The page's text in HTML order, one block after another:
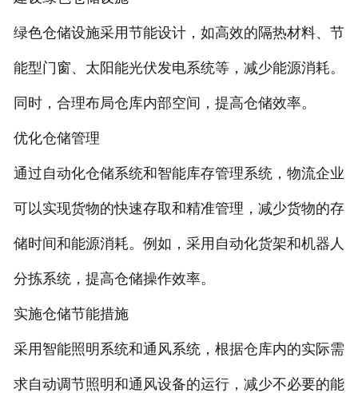
绿色仓储设施采用节能设计，如高效的隔热材料、节
能型门窗、太阳能光伏发电系统等，减少能源消耗。
同时，合理布局仓库内部空间，提高仓储效率。
优化仓储管理
通过自动化仓储系统和智能库存管理系统，物流企业
可以实现货物的快速存取和精准管理，减少货物的存
储时间和能源消耗。例如，采用自动化货架和机器人
分拣系统，提高仓储操作效率。
实施仓储节能措施
采用智能照明系统和通风系统，根据仓库内的实际需
求自动调节照明和通风设备的运行，减少不必要的能